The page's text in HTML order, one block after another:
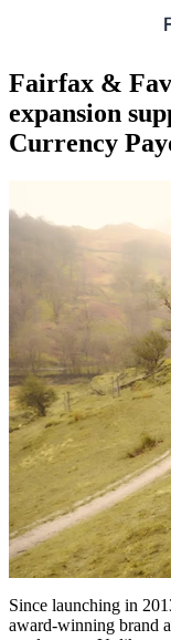
Fairfax &
expansion
Currency
Since launching in
award-winning brand